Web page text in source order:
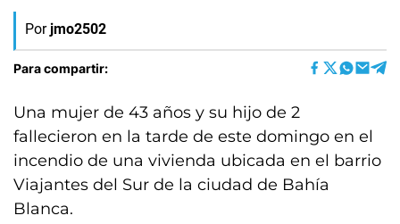
Por jmo2502
Para compartir:
Una mujer de 43 años y su hijo de 2
fallecieron en la tarde de este domingo en el
incendio de una vivienda ubicada en el barrio
Viajantes del Sur de la ciudad de Bahía
Blanca.